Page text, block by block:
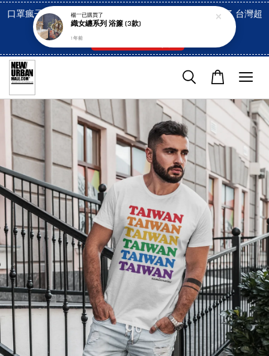
口罩瘋子官網, 放心訂購! 香港澳門信用卡付費已經開啓了 台灣超
市貨到付款也是!
楊***已購買了
織女纏系列 浴簾 (3款)
1 年前